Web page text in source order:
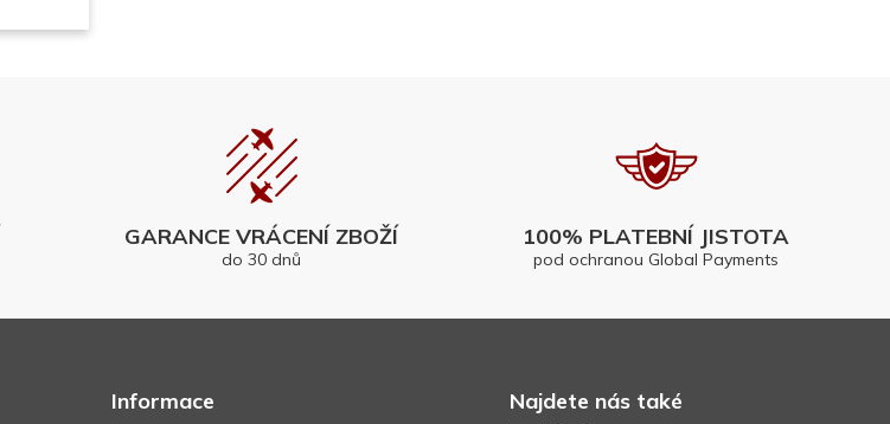
GARANCE VRÁCENÍ ZBOŽÍ
do 30 dnů
100% PLATEBNÍ JISTOTA
pod ochranou Global Payments
Informace Najdete nás také